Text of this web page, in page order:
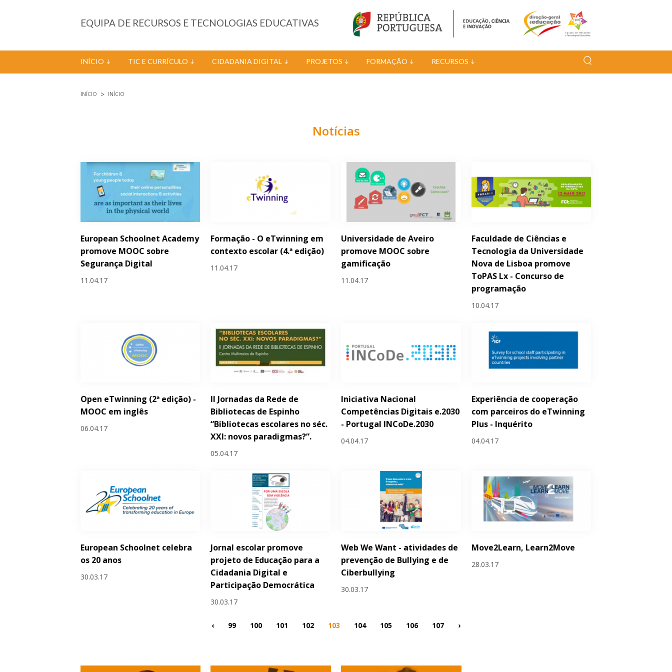
EQUIPA DE RECURSOS E TECNOLOGIAS EDUCATIVAS
INÍCIO TIC E CURRÍCULO CIDADANIA DIGITAL PROJETOS FORMAÇÃO RECURSOS
INÍCIO INÍCIO
Notícias
European Schoolnet Academy
promove MOOC sobre
Segurança Digital
11.04.17
Formação - O eTwinning em
contexto escolar (4.ª edição)
11.04.17
Universidade de Aveiro
promove MOOC sobre
gamificação
11.04.17
Faculdade de Ciências e
Tecnologia da Universidade
Nova de Lisboa promove
ToPAS Lx - Concurso de
programação
10.04.17
Open eTwinning (2ª edição) -
MOOC em inglês
06.04.17
II Jornadas da Rede de
Bibliotecas de Espinho
“Bibliotecas escolares no séc.
XXI: novos paradigmas?”.
05.04.17
Iniciativa Nacional
Competências Digitais e.2030
- Portugal INCoDe.2030
04.04.17
Experiência de cooperação
com parceiros do eTwinning
Plus - Inquérito
04.04.17
European Schoolnet celebra
os 20 anos
30.03.17
Jornal escolar promove
projeto de Educação para a
Cidadania Digital e
Participação Democrática
30.03.17
Web We Want - atividades de
prevenção de Bullying e de
Ciberbullying
30.03.17
Move2Learn, Learn2Move
28.03.17
Páginas
‹ 99 100 101 102 103 104 105 106 107 ›